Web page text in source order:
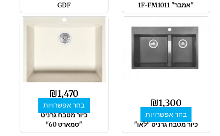
"אמבר" 1F-FM1011
GDF
₪1,300
בחר אפשרויות
סוגים.
האפשרויות
בעמוד
כיור מטבח גרניט "לאו"
₪1,470
בחר אפשרויות
למוצר
זה
יש
ניתן
את
האפשרויות
בעמוד
המוצר
כיור מטבח גרניט
"סמארט 60"